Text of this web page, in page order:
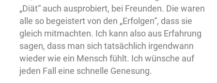
„Diät“ auch ausprobiert, bei Freunden. Die waren
alle so begeistert von den „Erfolgen“, dass sie
gleich mitmachten. Ich kann also aus Erfahrung
sagen, dass man sich tatsächlich irgendwann
wieder wie ein Mensch fühlt. Ich wünsche auf
jeden Fall eine schnelle Genesung.